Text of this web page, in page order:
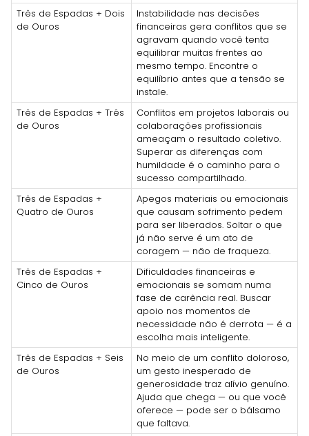
Três de Espadas + Dois
de Ouros
Instabilidade nas decisões
financeiras gera conflitos que se
agravam quando você tenta
equilibrar muitas frentes ao
mesmo tempo. Encontre o
equilíbrio antes que a tensão se
instale.
Três de Espadas + Três
de Ouros
Conflitos em projetos laborais ou
colaborações profissionais
ameaçam o resultado coletivo.
Superar as diferenças com
humildade é o caminho para o
sucesso compartilhado.
Três de Espadas +
Quatro de Ouros
Apegos materiais ou emocionais
que causam sofrimento pedem
para ser liberados. Soltar o que
já não serve é um ato de
coragem — não de fraqueza.
Três de Espadas +
Cinco de Ouros
Dificuldades financeiras e
emocionais se somam numa
fase de carência real. Buscar
apoio nos momentos de
necessidade não é derrota — é a
escolha mais inteligente.
Três de Espadas + Seis
de Ouros
No meio de um conflito doloroso,
um gesto inesperado de
generosidade traz alívio genuíno.
Ajuda que chega — ou que você
oferece — pode ser o bálsamo
que faltava.